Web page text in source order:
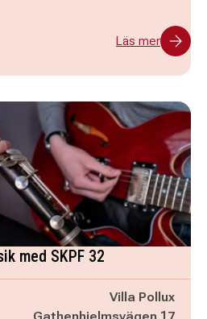
Läs mer
med SKPF 32
Villa Pollux